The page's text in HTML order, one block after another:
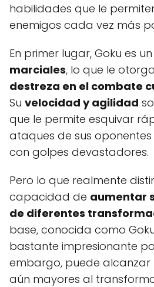
habilidades que le
enemigos cada vez más
En primer lugar, Goku es un
marciales, lo que le
destreza en el combate
Su velocidad y agilidad
que le permite esquivar
ataques de sus
con golpes devastadores.
Pero lo que realmente
capacidad de aumentar
de diferentes
base, conocida como
bastante impresionante
embargo, puede alcanzar
aún mayores al